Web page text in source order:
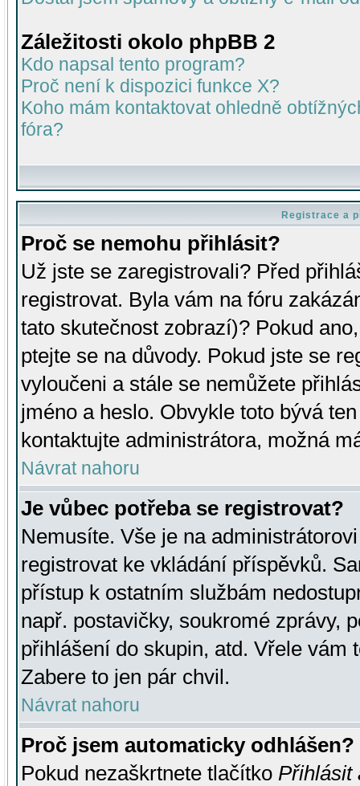
Záležitosti okolo phpBB 2
Kdo napsal tento program?
Proč není k dispozici funkce X?
Koho mám kontaktovat ohledně
fóra?
Registrace a
Proč se nemohu přihlásit?
Už jste se zaregistrovali? Před
registrovat. Byla vám na fóru
tato skutečnost zobrazí)? Pokud
ptejte se na důvody. Pokud jste se
vyloučeni a stále se nemůžete
jméno a heslo. Obvykle toto bývá
kontaktujte administrátora, možná
Návrat nahoru
Je vůbec potřeba se registrovat?
Nemusíte. Vše je na
registrovat ke vkládání příspěvků.
přístup k ostatním službám
např. postavičky, soukromé zprávy,
přihlášení do skupin, atd. Vřele vám
Zabere to jen pár chvil.
Návrat nahoru
Proč jsem automaticky odhlášen?
Pokud nezaškrtnete tlačítko Přihlásit